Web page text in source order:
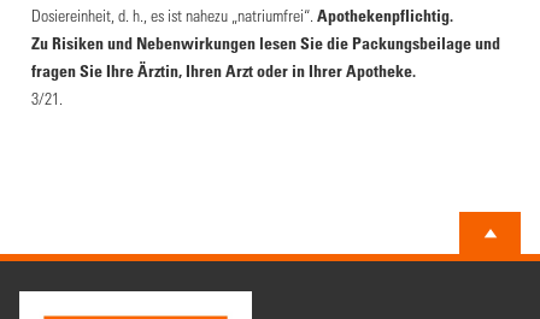
Dosiereinheit, d. h., es ist nahezu „natriumfrei“. Apothekenpflichtig.
Zu Risiken und Nebenwirkungen lesen Sie die Packungsbeilage und
fragen Sie Ihre Ärztin, Ihren Arzt oder in Ihrer Apotheke.
3/21.